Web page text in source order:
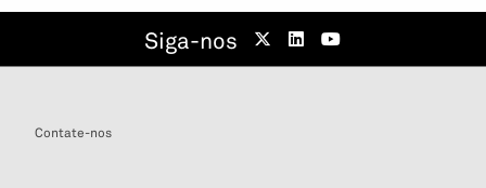
Siga-nos
Contate-nos